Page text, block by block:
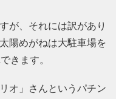
が、それには訳があり
陽めがねは大駐車場を
きます。
オ」さんというパチン